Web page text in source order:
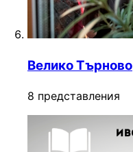
Велико Търново
8 представления